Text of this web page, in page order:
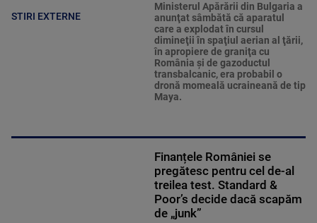
STIRI EXTERNE
Ministerul Apărării din Bulgaria a
anunţat sâmbătă că aparatul
care a explodat în cursul
dimineţii în spaţiul aerian al ţării,
în apropiere de graniţa cu
România şi de gazoductul
transbalcanic, era probabil o
dronă momeală ucraineană de tip
Maya.
Finanțele României se
pregătesc pentru cel de-al
treilea test. Standard &
Poor’s decide dacă scapăm
de „junk”